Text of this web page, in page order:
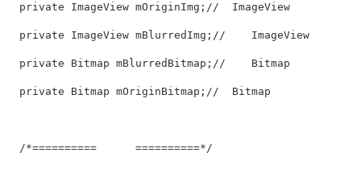
  private ImageView mOriginImg;//  ImageView
  private ImageView mBlurredImg;//    ImageView
  private Bitmap mBlurredBitmap;//    Bitmap
  private Bitmap mOriginBitmap;//  Bitmap
  /*==========      ==========*/